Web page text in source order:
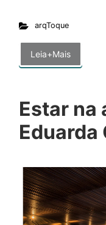
arqToque
Leia+Mais
Estar na
Eduarda